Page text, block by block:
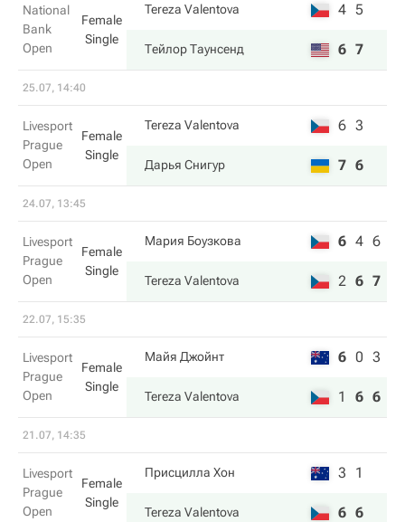
National
Bank
Open
Female
Single
Tereza Valentova 4 5
Тейлор Таунсенд 6 7
25.07, 14:40
Livesport
Prague
Open
Female
Single
Tereza Valentova 6 3
Дарья Снигур 7 6
24.07, 13:45
Livesport
Prague
Open
Female
Single
Мария Боузкова 6 4 6
Tereza Valentova 2 6 7
22.07, 15:35
Livesport
Prague
Open
Female
Single
Майя Джойнт 6 0 3
Tereza Valentova 1 6 6
21.07, 14:35
Livesport
Prague
Open
Female
Single
Присцилла Хон 3 1
Tereza Valentova 6 6